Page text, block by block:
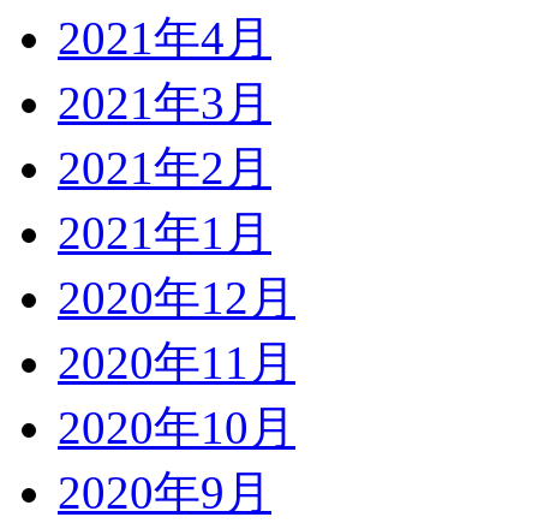
2021年4月
2021年3月
2021年2月
2021年1月
2020年12月
2020年11月
2020年10月
2020年9月